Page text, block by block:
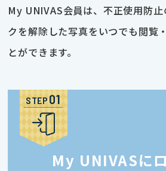
My UNIVAS会員は、不正使用防
クを解除した写真をいつでも閲覧
とができます。
STEP
My UNIVASに